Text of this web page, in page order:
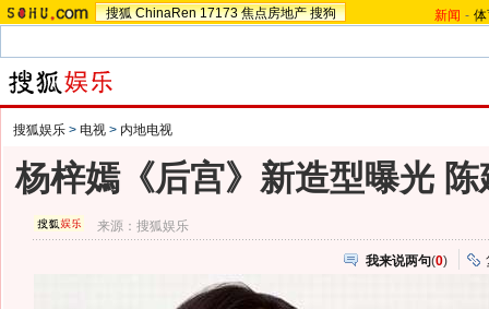
搜狐 ChinaRen 17173 焦点房地产 搜狗 新闻 -
搜狐娱乐 > 电视 > 内地电视
杨梓嫣《后宫》新造型曝光
来源：搜狐娱乐
我来说两句(0)